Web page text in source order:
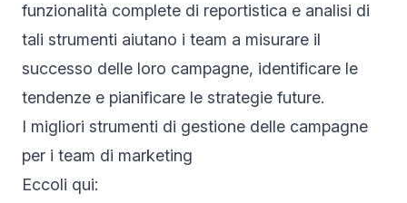
funzionalità complete di reportistica e analisi di
tali strumenti aiutano i team a misurare il
successo delle loro campagne, identificare le
tendenze e pianificare le strategie future.
I migliori strumenti di gestione delle campagne
per i team di marketing
Eccoli qui: